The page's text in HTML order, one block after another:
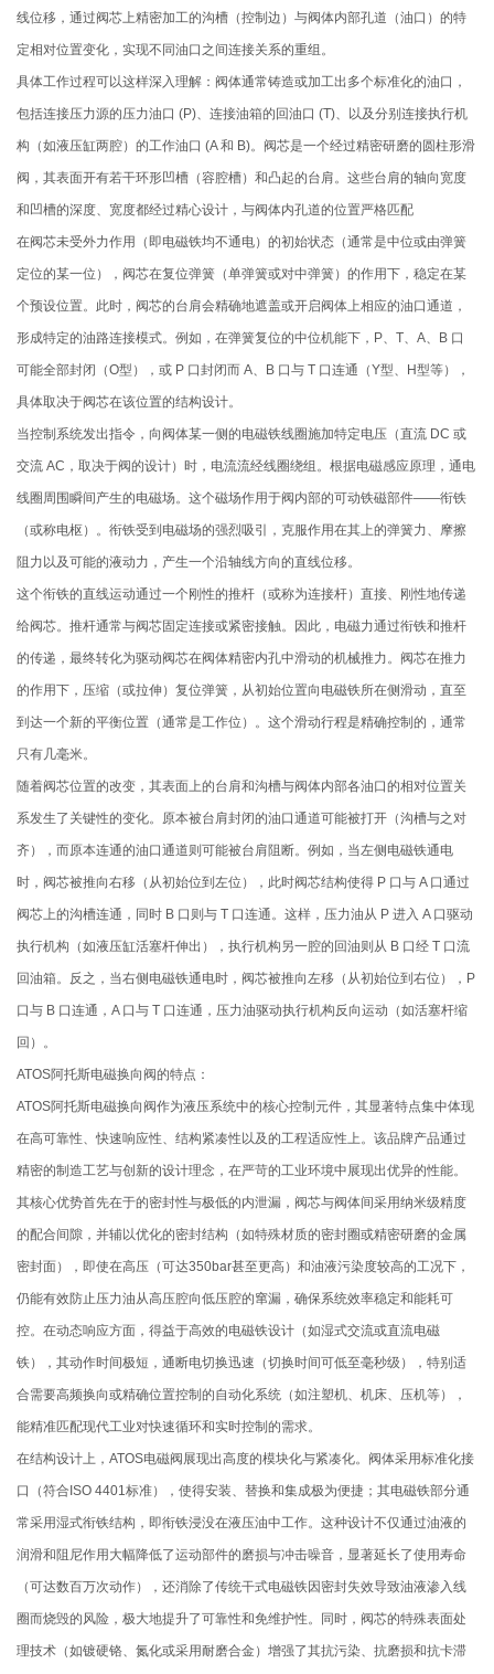
线位移，通过阀芯上精密加工的沟槽（控制边）与阀体内部孔道（油口）的特
定相对位置变化，实现不同油口之间连接关系的重组。
具体工作过程可以这样深入理解：阀体通常铸造或加工出多个标准化的油口，
包括连接压力源的压力油口 (P)、连接油箱的回油口 (T)、以及分别连接执行机
构（如液压缸两腔）的工作油口 (A 和 B)。阀芯是一个经过精密研磨的圆柱形滑
阀，其表面开有若干环形凹槽（容腔槽）和凸起的台肩。这些台肩的轴向宽度
和凹槽的深度、宽度都经过精心设计，与阀体内孔道的位置严格匹配
在阀芯未受外力作用（即电磁铁均不通电）的初始状态（通常是中位或由弹簧
定位的某一位），阀芯在复位弹簧（单弹簧或对中弹簧）的作用下，稳定在某
个预设位置。此时，阀芯的台肩会精确地遮盖或开启阀体上相应的油口通道，
形成特定的油路连接模式。例如，在弹簧复位的中位机能下，P、T、A、B 口
可能全部封闭（O型），或 P 口封闭而 A、B 口与 T 口连通（Y型、H型等），
具体取决于阀芯在该位置的结构设计。
当控制系统发出指令，向阀体某一侧的电磁铁线圈施加特定电压（直流 DC 或
交流 AC，取决于阀的设计）时，电流流经线圈绕组。根据电磁感应原理，通电
线圈周围瞬间产生的电磁场。这个磁场作用于阀内部的可动铁磁部件——衔铁
（或称电枢）。衔铁受到电磁场的强烈吸引，克服作用在其上的弹簧力、摩擦
阻力以及可能的液动力，产生一个沿轴线方向的直线位移。
这个衔铁的直线运动通过一个刚性的推杆（或称为连接杆）直接、刚性地传递
给阀芯。推杆通常与阀芯固定连接或紧密接触。因此，电磁力通过衔铁和推杆
的传递，最终转化为驱动阀芯在阀体精密内孔中滑动的机械推力。阀芯在推力
的作用下，压缩（或拉伸）复位弹簧，从初始位置向电磁铁所在侧滑动，直至
到达一个新的平衡位置（通常是工作位）。这个滑动行程是精确控制的，通常
只有几毫米。
随着阀芯位置的改变，其表面上的台肩和沟槽与阀体内部各油口的相对位置关
系发生了关键性的变化。原本被台肩封闭的油口通道可能被打开（沟槽与之对
齐），而原本连通的油口通道则可能被台肩阻断。例如，当左侧电磁铁通电
时，阀芯被推向右移（从初始位到左位），此时阀芯结构使得 P 口与 A 口通过
阀芯上的沟槽连通，同时 B 口则与 T 口连通。这样，压力油从 P 进入 A 口驱动
执行机构（如液压缸活塞杆伸出），执行机构另一腔的回油则从 B 口经 T 口流
回油箱。反之，当右侧电磁铁通电时，阀芯被推向左移（从初始位到右位），P
口与 B 口连通，A 口与 T 口连通，压力油驱动执行机构反向运动（如活塞杆缩
回）。
ATOS阿托斯电磁换向阀的特点：
ATOS阿托斯电磁换向阀作为液压系统中的核心控制元件，其显著特点集中体现
在高可靠性、快速响应性、结构紧凑性以及的工程适应性上。该品牌产品通过
精密的制造工艺与创新的设计理念，在严苛的工业环境中展现出优异的性能。
其核心优势首先在于的密封性与极低的内泄漏，阀芯与阀体间采用纳米级精度
的配合间隙，并辅以优化的密封结构（如特殊材质的密封圈或精密研磨的金属
密封面），即使在高压（可达350bar甚至更高）和油液污染度较高的工况下，
仍能有效防止压力油从高压腔向低压腔的窜漏，确保系统效率稳定和能耗可
控。在动态响应方面，得益于高效的电磁铁设计（如湿式交流或直流电磁
铁），其动作时间极短，通断电切换迅速（切换时间可低至毫秒级），特别适
合需要高频换向或精确位置控制的自动化系统（如注塑机、机床、压机等），
能精准匹配现代工业对快速循环和实时控制的需求。
在结构设计上，ATOS电磁阀展现出高度的模块化与紧凑化。阀体采用标准化接
口（符合ISO 4401标准），使得安装、替换和集成极为便捷；其电磁铁部分通
常采用湿式衔铁结构，即衔铁浸没在液压油中工作。这种设计不仅通过油液的
润滑和阻尼作用大幅降低了运动部件的磨损与冲击噪音，显著延长了使用寿命
（可达数百万次动作），还消除了传统干式电磁铁因密封失效导致油液渗入线
圈而烧毁的风险，极大地提升了可靠性和免维护性。同时，阀芯的特殊表面处
理技术（如镀硬铬、氮化或采用耐磨合金）增强了其抗污染、抗磨损和抗卡滞